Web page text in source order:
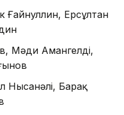
Ғайнуллин, Ерсұлтан
Мәди Амангелді,
Нысанәлі, Барақ